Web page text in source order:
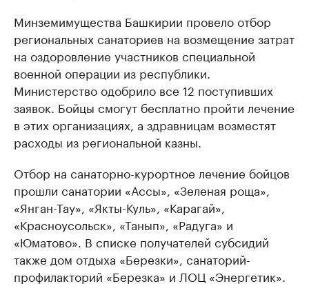
Минземимущества Башкирии провело отбор
региональных санаториев на возмещение затрат
на оздоровление участников специальной
военной операции из республики.
Министерство одобрило все 12 поступивших
заявок. Бойцы смогут бесплатно пройти лечение
в этих организациях, а здравницам возместят
расходы из региональной казны.
Отбор на санаторно-курортное лечение бойцов
прошли санатории «Ассы», «Зеленая роща»,
«Янган-Тау», «Якты-Куль», «Карагай»,
«Красноусольск», «Танып», «Радуга» и
«Юматово». В списке получателей субсидий
также дом отдыха «Березки», санаторий-
профилакторий «Березка» и ЛОЦ «Энергетик».